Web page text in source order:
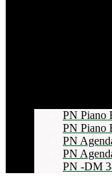
PN Piano
PN Piano
PN
PN
PN -DM